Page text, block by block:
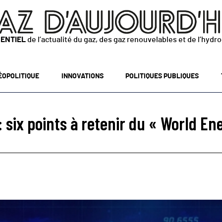
de l’actualité du gaz, des gaz renouvelables et de
INNOVATIONS POLITIQUES PUBLIQUES
points à retenir du « World